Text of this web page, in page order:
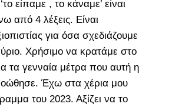
είπαμε , το κάναμε’ είναι
από 4 λέξεις. Είναι
για όσα σχεδιάζουμε
Χρήσιμο να κρατάμε στο
τα γενναία μέτρα που αυτή η
Έχω στα χέρια μου
του 2023. Αξίζει να το